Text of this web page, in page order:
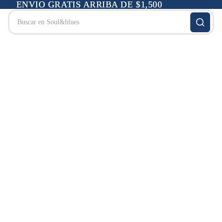
ENVIO GRATIS ARRIBA DE $1,500
ENVIO GRATIS ARRIBA DE $1,500